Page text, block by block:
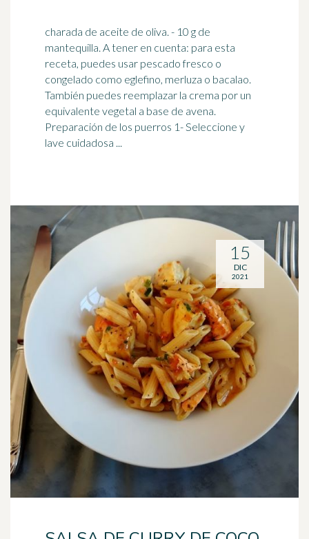
charada de aceite de oliva. - 10 g de
mantequilla. A tener en cuenta: para esta
receta, puedes usar pescado fresco o
congelado como eglefino, merluza o bacalao.
También puedes reemplazar la crema por un
equivalente vegetal a base de avena.
Preparación de los puerros 1- Seleccione y
lave cuidadosa ...
15
DIC
2021